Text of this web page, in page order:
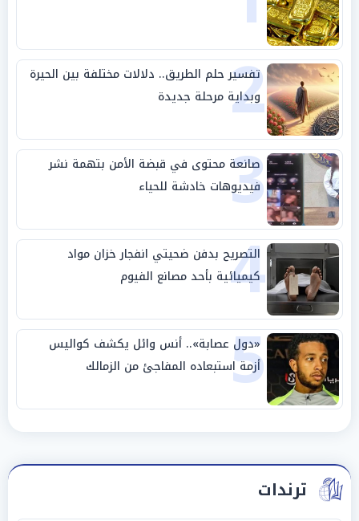
2
تفسير حلم الطريق.. دلالات مختلفة بين الحيرة
وبداية مرحلة جديدة
3
صانعة محتوى في قبضة الأمن بتهمة نشر
فيديوهات خادشة للحياء
4
التصريح بدفن ضحيتي انفجار خزان مواد
كيميائية بأحد مصانع الفيوم
5
«دول عصابة».. أنس وائل يكشف كواليس
أزمة استبعاده المفاجئ من الزمالك
ترندات